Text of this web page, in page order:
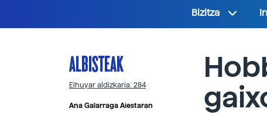
Bizitza
ALBISTEAK
Elhuyar aldizkaria: 284
Ana Galarraga Aiestaran